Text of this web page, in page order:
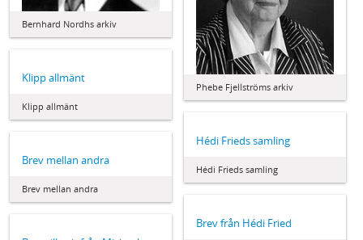
Bernhard Nordhs arkiv
Phebe Fjellströms arkiv
Klipp allmänt
Klipp allmänt
Hédi Frieds samling
Hédi Frieds samling
Brev mellan andra
Brev mellan andra
Brev från Hédi Fried